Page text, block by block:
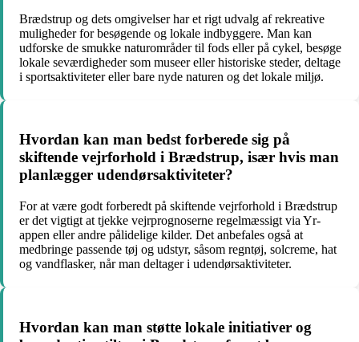
Brædstrup og dets omgivelser har et rigt udvalg af rekreative
muligheder for besøgende og lokale indbyggere. Man kan
udforske de smukke naturområder til fods eller på cykel, besøge
lokale seværdigheder som museer eller historiske steder, deltage
i sportsaktiviteter eller bare nyde naturen og det lokale miljø.
Hvordan kan man bedst forberede sig på
skiftende vejrforhold i Brædstrup, især hvis man
planlægger udendørsaktiviteter?
For at være godt forberedt på skiftende vejrforhold i Brædstrup
er det vigtigt at tjekke vejrprognoserne regelmæssigt via Yr-
appen eller andre pålidelige kilder. Det anbefales også at
medbringe passende tøj og udstyr, såsom regntøj, solcreme, hat
og vandflasker, når man deltager i udendørsaktiviteter.
Hvordan kan man støtte lokale initiativer og